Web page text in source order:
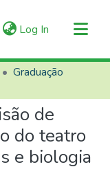
Log In (current)
Graduação
de
do teatro
e biologia